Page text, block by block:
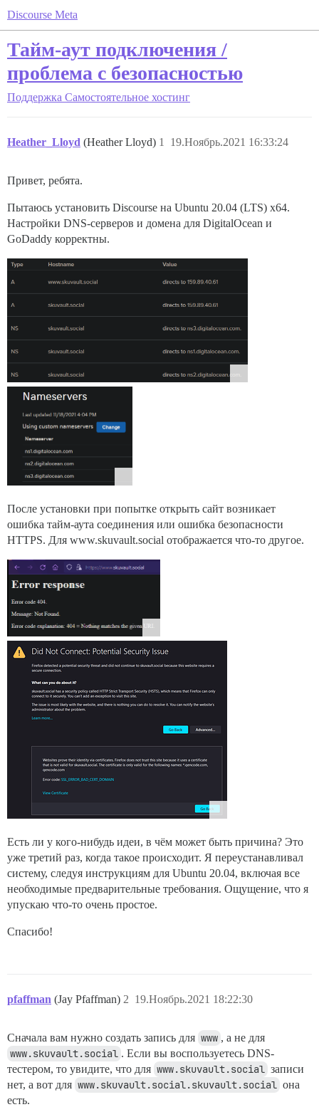
Discourse Meta
Тайм-аут подключения /
проблема с безопасностью
Поддержка Самостоятельное хостинг
Heather_Lloyd (Heather Lloyd) 19.Ноябрь.2021 16:33:24
1
Привет, ребята.
Пытаюсь установить Discourse на Ubuntu 20.04 (LTS) x64.
Настройки DNS-серверов и домена для DigitalOcean и
GoDaddy корректны.
После установки при попытке открыть сайт возникает
ошибка тайм-аута соединения или ошибка безопасности
HTTPS. Для www.skuvault.social отображается что-то другое.
Есть ли у кого-нибудь идеи, в чём может быть причина? Это
уже третий раз, когда такое происходит. Я переустанавливал
систему, следуя инструкциям для Ubuntu 20.04, включая все
необходимые предварительные требования. Ощущение, что я
упускаю что-то очень простое.
Спасибо!
pfaffman (Jay Pfaffman) 19.Ноябрь.2021 18:22:30
2
Сначала вам нужно создать запись для www , а не для
www.skuvault.social . Если вы воспользуетесь DNS-
тестером, то увидите, что для www.skuvault.social записи
нет, а вот для www.skuvault.social.skuvault.social она
есть.